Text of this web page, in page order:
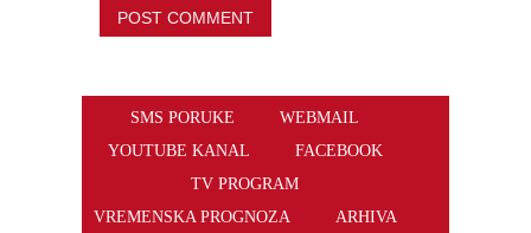
SMS PORUKE
WEBMAIL
YOUTUBE KANAL
FACEBOOK
TV PROGRAM
VREMENSKA PROGNOZA
ARHIVA